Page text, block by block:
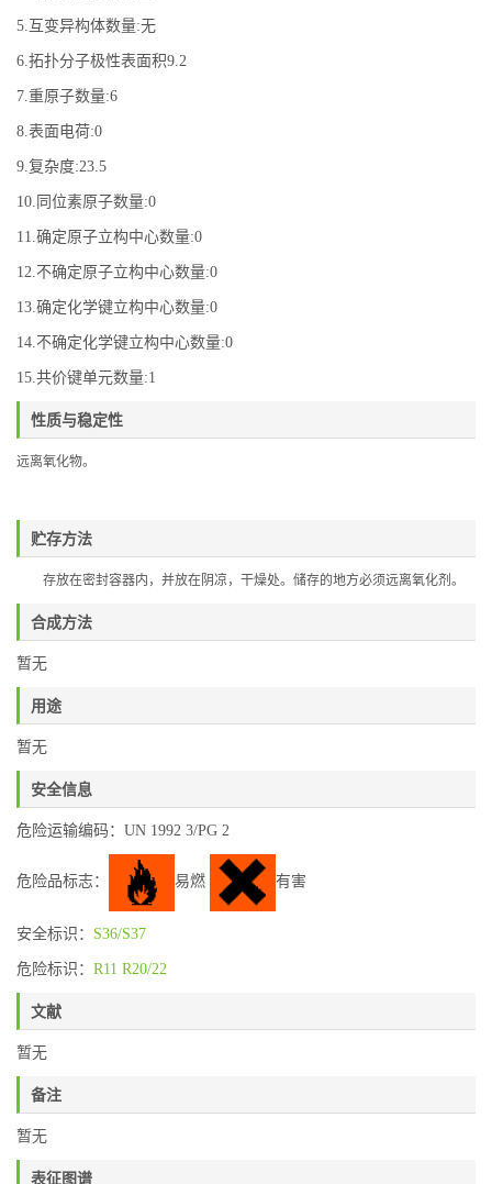
5.互变异构体数量:无
6.拓扑分子极性表面积9.2
7.重原子数量:6
8.表面电荷:0
9.复杂度:23.5
10.同位素原子数量:0
11.确定原子立构中心数量:0
12.不确定原子立构中心数量:0
13.确定化学键立构中心数量:0
14.不确定化学键立构中心数量:0
15.共价键单元数量:1
性质与稳定性
远离氧化物。
贮存方法
存放在密封容器内，并放在阴凉，干燥处。储存的地方必须远离氧化剂。
合成方法
暂无
用途
暂无
安全信息
危险运输编码：UN 1992 3/PG 2
危险品标志： 易燃 有害
安全标识： S36/S37
危险标识： R11 R20/22
文献
暂无
备注
暂无
表征图谱